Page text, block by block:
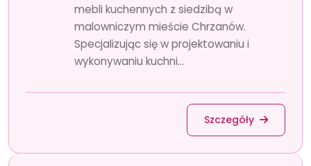
mebli kuchennych z siedzibą w
malowniczym mieście Chrzanów.
Specjalizując się w projektowaniu i
wykonywaniu kuchni...
Szczegóły